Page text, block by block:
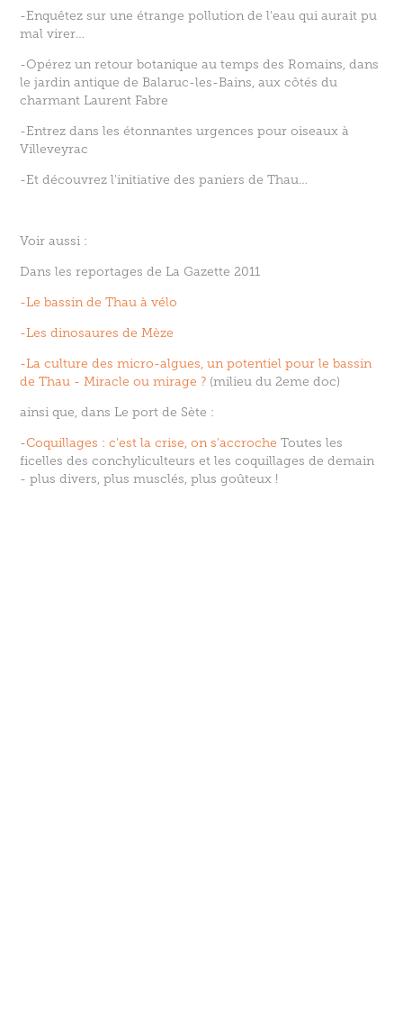
-Enquêtez sur une étrange pollution de l'eau qui aurait pu
mal virer…
-Opérez un retour botanique au temps des Romains, dans
le jardin antique de Balaruc-les-Bains, aux côtés du
charmant Laurent Fabre
-Entrez dans les étonnantes urgences pour oiseaux à
Villeveyrac
-Et découvrez l'initiative des paniers de Thau…
Voir aussi :
Dans les reportages de La Gazette 2011
-Le bassin de Thau à vélo
-Les dinosaures de Mèze
-La culture des micro-algues, un potentiel pour le bassin
de Thau - Miracle ou mirage ? (milieu du 2eme doc)
ainsi que, dans Le port de Sète :
-Coquillages : c'est la crise, on s'accrocheToutes les
ficelles des conchyliculteurs et les coquillages de demain
- plus divers, plus musclés, plus goûteux !